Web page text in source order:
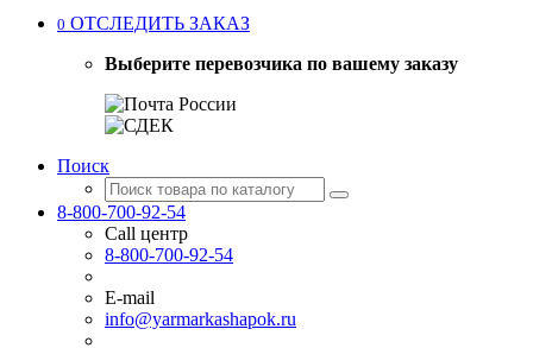
0 ОТСЛЕДИТЬ ЗАКАЗ
Выберите перевозчика по вашему заказу
Поиск
8-800-700-92-54
Call центр
8-800-700-92-54
E-mail
info@yarmarkashapok.ru